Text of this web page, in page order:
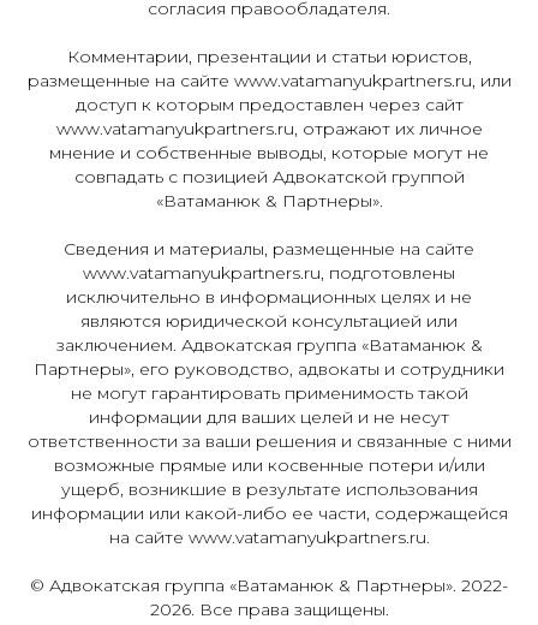
согласия правообладателя.
Комментарии, презентации и статьи юристов,
размещенные на сайте www.vatamanyukpartners.ru, или
доступ к которым предоставлен через сайт
www.vatamanyukpartners.ru, отражают их личное
мнение и собственные выводы, которые могут не
совпадать с позицией Адвокатской группой
«Ватаманюк & Партнеры».
Сведения и материалы, размещенные на сайте
www.vatamanyukpartners.ru, подготовлены
исключительно в информационных целях и не
являются юридической консультацией или
заключением. Адвокатская группа «Ватаманюк &
Партнеры», его руководство, адвокаты и сотрудники
не могут гарантировать применимость такой
информации для ваших целей и не несут
ответственности за ваши решения и связанные с ними
возможные прямые или косвенные потери и/или
ущерб, возникшие в результате использования
информации или какой-либо ее части, содержащейся
на сайте www.vatamanyukpartners.ru.
© Адвокатская группа «Ватаманюк & Партнеры». 2022-
2026. Все права защищены.